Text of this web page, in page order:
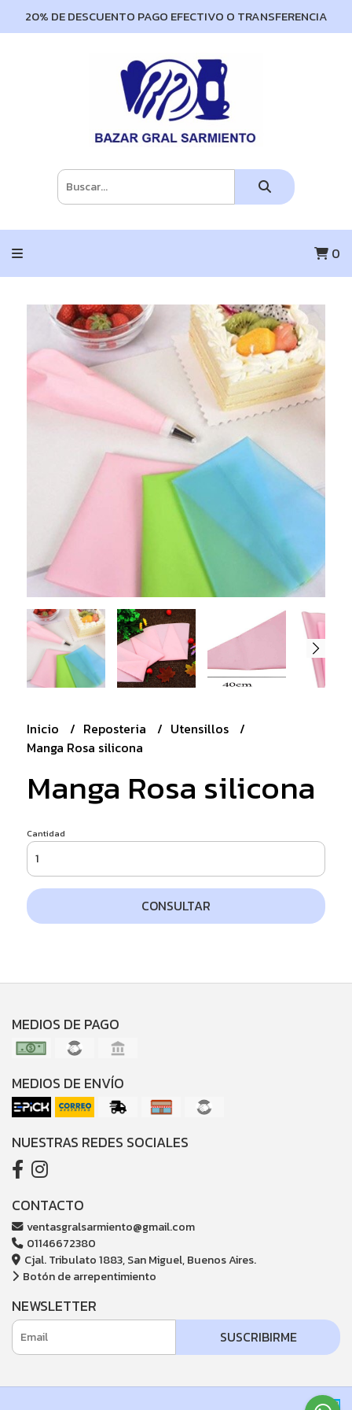
20% DE DESCUENTO PAGO EFECTIVO O TRANSFERENCIA
0
Inicio Reposteria
Utensillos
Manga Rosa silicona
Manga Rosa silicona
Cantidad
CONSULTAR
MEDIOS DE PAGO
MEDIOS DE ENVÍO
NUESTRAS REDES SOCIALES
CONTACTO
ventasgralsarmiento@gmail.com
01146672380
Cjal. Tribulato 1883, San Miguel, Buenos Aires.
Botón de arrepentimiento
NEWSLETTER
SUSCRIBIRME